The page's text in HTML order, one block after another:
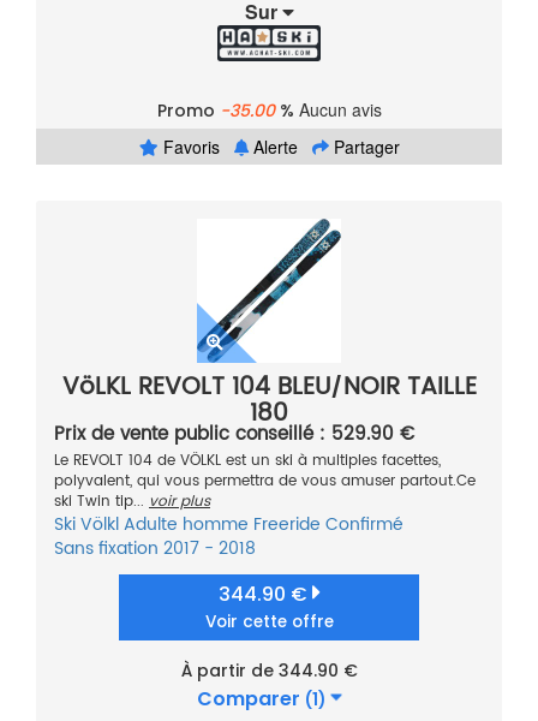
Sur
Promo -35.00% Aucun avis
Favoris
Alerte Partager
VöLKL REVOLT 104 BLEU/NOIR TAILLE
180
Prix de vente public conseillé : 529.90 €
Le REVOLT 104 de VÖLKL est un ski à multiples facettes,
polyvalent, qui vous permettra de vous amuser partout.Ce
ski Twin tip... voir plus
SkiVölklAdulte homme Freeride Confirmé
Sans fixation 2017 - 2018
344.90 €
Voir cette offre
À partir de 344.90 €
Comparer (1)